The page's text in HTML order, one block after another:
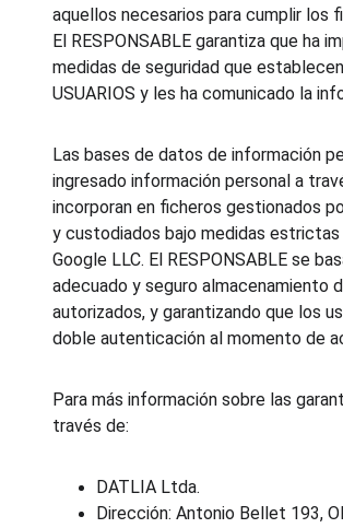
aquellos necesarios para cumplir los
El RESPONSABLE garantiza que ha
medidas de seguridad que
USUARIOS y les ha comunicado la
Las bases de datos de información
ingresado información personal a
incorporan en ficheros gestionados
y custodiados bajo medidas
Google LLC. El RESPONSABLE se
adecuado y seguro almacenamiento
autorizados, y garantizando que los
doble autenticación al momento de
Para más información sobre las
través de:
DATLIA Ltda.
Dirección: Antonio Bellet 193,